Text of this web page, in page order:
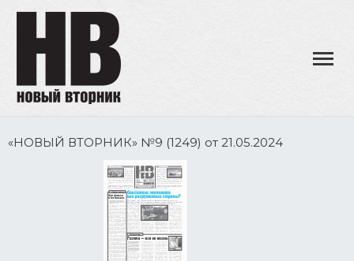
«НОВЫЙ ВТОРНИК» №9 (1249) от 21.05.2024